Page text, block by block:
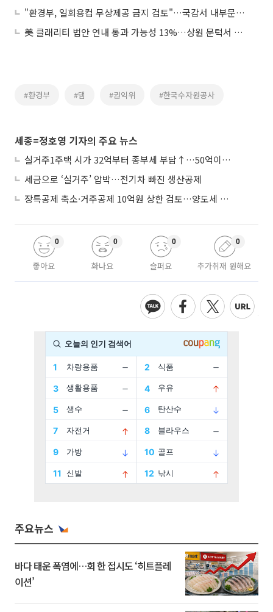
"환경부, 일회용컵 무상제공 금지 검토"…국감서 내부문건 공개
美 클래리티 법안 연내 통과 가능성 13%…상원 문턱서 제동
#환경부 #댐 #권익위 #한국수자원공사
세종=정호영 기자의 주요 뉴스
실거주1주택 시가 32억부터 종부세 부담↑…50억이면 454→979만원
세금으로 ‘실거주’ 압박…전기차 빠진 생산공제
장특공제 축소·거주공제 10억원 상한 검토…양도세 실거주 중심 개편
좋아요
0
화나요
0
슬퍼요
0
추가취재 원해요
0
주요뉴스
바다 태운 폭염에…회 한 접시도 ‘히트플레
이션’